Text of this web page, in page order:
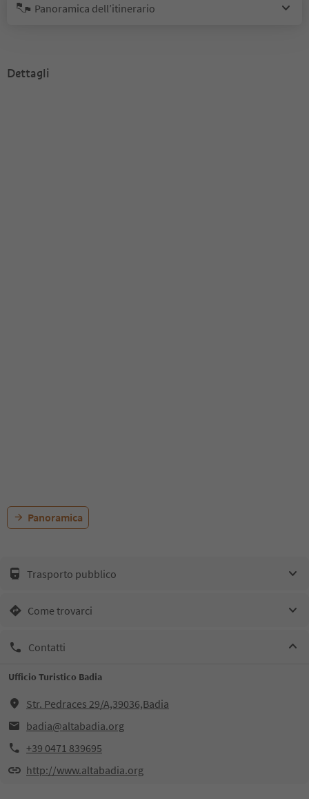
Panoramica dell’itinerario
Dettagli
Panoramica
Trasporto pubblico
Come trovarci
Contatti
Ufficio Turistico Badia
Str. Pedraces 29/A,39036,Badia
badia@altabadia.org
+39 0471 839695
http://www.altabadia.org